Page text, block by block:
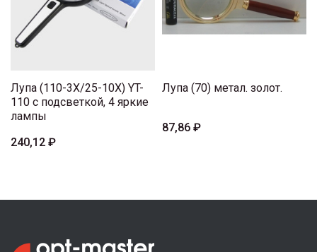
Лупа (110-3X/25-10X) YT-
110 с подсветкой, 4 яркие
лампы
240,12 ₽
Лупа (70) метал. золот.
87,86 ₽